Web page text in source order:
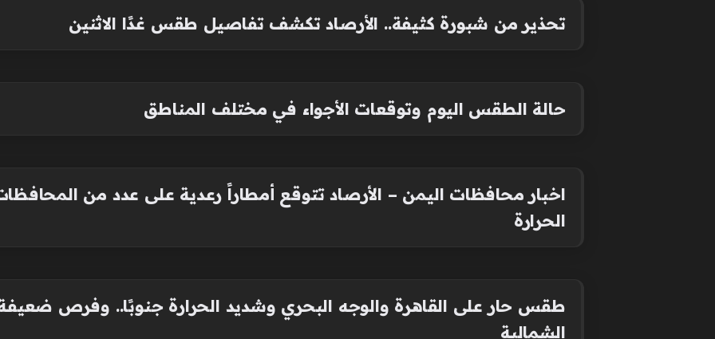
تحذير من شبورة كثيفة.. الأرصاد تكشف تفاصيل طقس غدًا الاثنين
حالة الطقس اليوم وتوقعات الأجواء في مختلف المناطق
اخبار محافظات اليمن – الأرصاد تتوقع أمطاراً رعدية على عدد من
الحرارة
طقس حار على القاهرة والوجه البحري وشديد الحرارة جنوبًا.. وفرص
الشمالية